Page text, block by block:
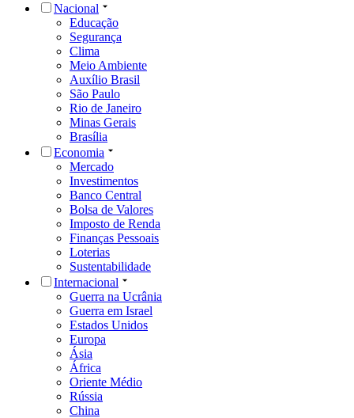
Nacional
Educação
Segurança
Clima
Meio Ambiente
Auxílio Brasil
São Paulo
Rio de Janeiro
Minas Gerais
Brasília
Economia
Mercado
Investimentos
Banco Central
Bolsa de Valores
Imposto de Renda
Finanças Pessoais
Loterias
Sustentabilidade
Internacional
Guerra na Ucrânia
Guerra em Israel
Estados Unidos
Europa
Ásia
África
Oriente Médio
Rússia
China